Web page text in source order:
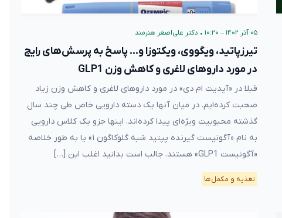
۰۵ آذر ۱۴۰۲ – ۱۰:۲۰ • دکتر علی‌اصغر هنرمند
تیرزپاتید، ویگووی، ویکتوزا و… پاسخ به پرسش‌های رایج
در مورد داروهای لاغری و کاهش وزن GLP1
قبلا در «آپدیت ام دی» در مورد داروهای لاغری و کاهش وزن زیاد
صحبت کرده‌ایم. در میان آنها یک دسته دارویی خاص طی چند سال
گذشته محبوبیت ویژه‌ای پیدا کرده‌اند. اینها جزو یک کلاس دارویی
به نام «آگونیست گیرنده پپتید شبه گلوکاگون ۱» یا به طور خلاصه
«آگونیست GLP1» هستند. جالب است بدانید اغلب این […]
تغذیه و مکمل‌ها